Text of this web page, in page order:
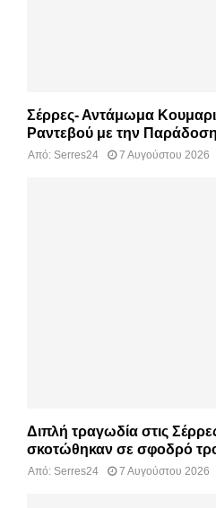
Σέρρες- Αντάμωμα
Ραντεβού με την Παράδοση
Από: Serres24 7 Αυγούστου 2026
Διπλή τραγωδία στις
σκοτώθηκαν σε σφοδρό
Από: Serres24 7 Αυγούστου 2026